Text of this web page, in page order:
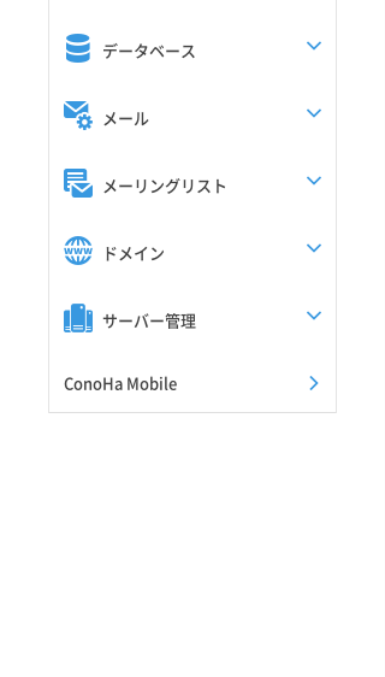
データベース
メール
メーリングリスト
ドメイン
サーバー管理
ConoHa Mobile